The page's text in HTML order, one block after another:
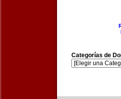
Categorías de